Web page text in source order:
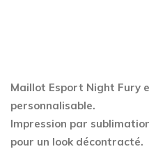
Maillot Esport Night Fury
personnalisable.
Impression par
pour un look décontracté.